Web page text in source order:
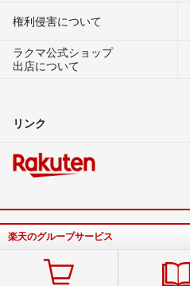
権利侵害について
ラクマ公式ショップ
出店について
リンク
楽天のグループサービス